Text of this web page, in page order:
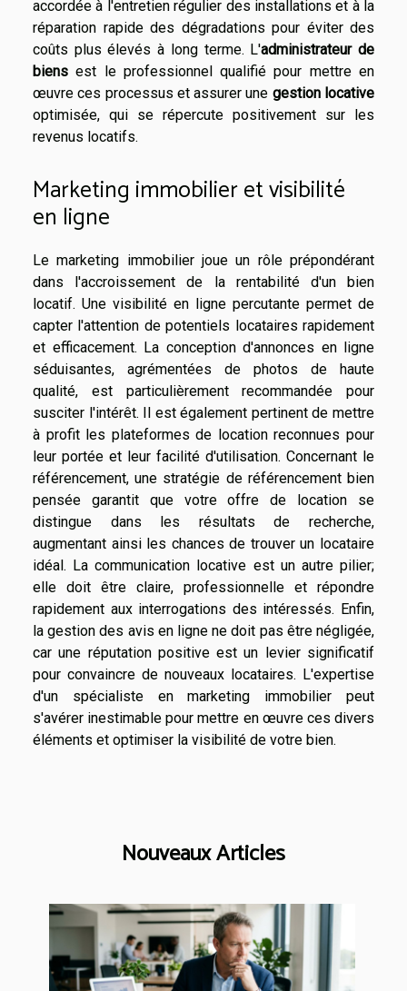
accordée à l'entretien régulier des installations et à la
réparation rapide des dégradations pour éviter des
coûts plus élevés à long terme. L'administrateur de
biens est le professionnel qualifié pour mettre en
œuvre ces processus et assurer une gestion locative
optimisée, qui se répercute positivement sur les
revenus locatifs.
Marketing immobilier et visibilité
en ligne
Le marketing immobilier joue un rôle prépondérant
dans l'accroissement de la rentabilité d'un bien
locatif. Une visibilité en ligne percutante permet de
capter l'attention de potentiels locataires rapidement
et efficacement. La conception d'annonces en ligne
séduisantes, agrémentées de photos de haute
qualité, est particulièrement recommandée pour
susciter l'intérêt. Il est également pertinent de mettre
à profit les plateformes de location reconnues pour
leur portée et leur facilité d'utilisation. Concernant le
référencement, une stratégie de référencement bien
pensée garantit que votre offre de location se
distingue dans les résultats de recherche,
augmentant ainsi les chances de trouver un locataire
idéal. La communication locative est un autre pilier;
elle doit être claire, professionnelle et répondre
rapidement aux interrogations des intéressés. Enfin,
la gestion des avis en ligne ne doit pas être négligée,
car une réputation positive est un levier significatif
pour convaincre de nouveaux locataires. L'expertise
d'un spécialiste en marketing immobilier peut
s'avérer inestimable pour mettre en œuvre ces divers
éléments et optimiser la visibilité de votre bien.
Nouveaux Articles